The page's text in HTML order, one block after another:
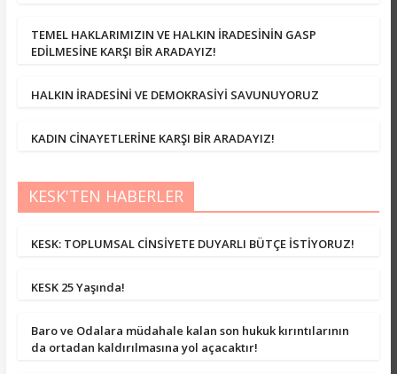
TEMEL HAKLARIMIZIN VE HALKIN İRADESİNİN GASP
EDİLMESİNE KARŞI BİR ARADAYIZ!
HALKIN İRADESİNİ VE DEMOKRASİYİ SAVUNUYORUZ
KADIN CİNAYETLERİNE KARŞI BİR ARADAYIZ!
KESK'TEN HABERLER
KESK: TOPLUMSAL CİNSİYETE DUYARLI BÜTÇE İSTİYORUZ!
KESK 25 Yaşında!
Baro ve Odalara müdahale kalan son hukuk kırıntılarının
da ortadan kaldırılmasına yol açacaktır!